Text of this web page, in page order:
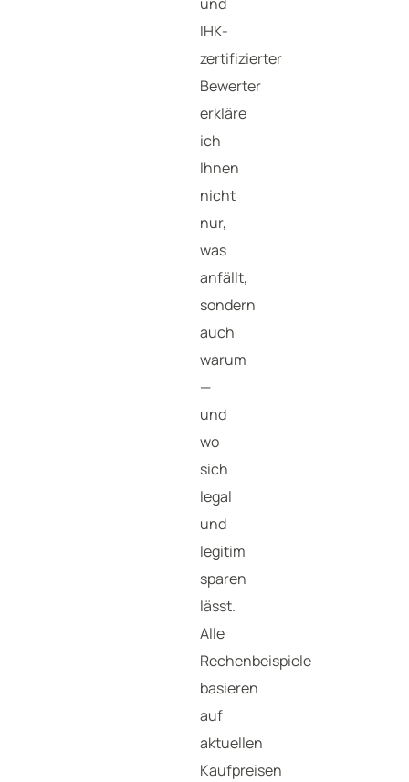
IHK-
zertifizierter
Bewerter
erkläre
ich
Ihnen
nicht
nur,
was
anfällt,
sondern
auch
warum
—
und
wo
sich
legal
und
legitim
sparen
lässt.
Alle
Rechenbeispiele
basieren
auf
aktuellen
Kaufpreisen